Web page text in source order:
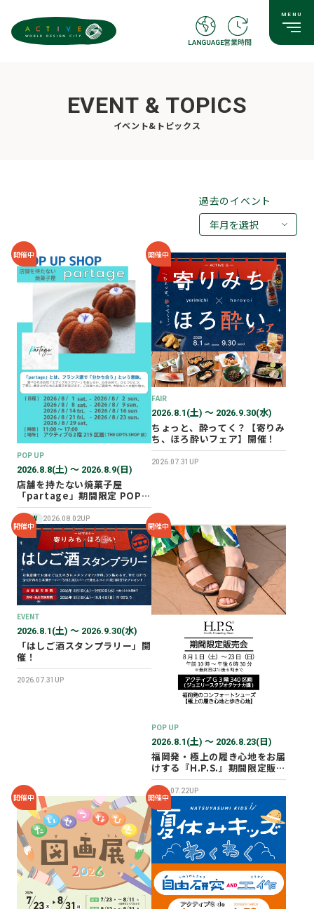
EVENT & TOPICS
イベント&トピックス
過去のイベント
年月を選択
2026年07月
2026年05月
2026年03月
2026年02月
2025年12月
2025年11月
2025年10月
開催中
POP UP
2026.8.8(土) 〜 2026.8.9(日)
店舗を持たない焼菓子屋
「partage」期間限定 POP
UP SHOP オープン！
NEW 2026.08.02UP
開催中
FAIR
2026.8.1(土) 〜 2026.9.30(水)
ちょっと、酔ってく？【寄りみ
ち、ほろ酔いフェア】開催！
2026.07.31UP
開催中
EVENT
2026.8.1(土) 〜 2026.9.30(水)
「はしご酒スタンプラリー」開
催！
2026.07.31UP
開催中
POP UP
2026.8.1(土) 〜 2026.8.23(日)
福岡発・極上の履き心地をお届
けする『H.P.S.』期間限定販売
会を開催✨
2026.07.22UP
開催中 開催中